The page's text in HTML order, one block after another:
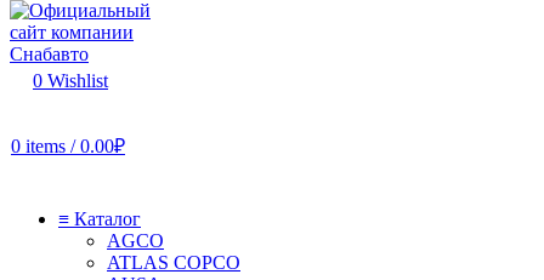
0 Wishlist
0 items / 0.00₽
≡ Каталог
AGCO
ATLAS COPCO